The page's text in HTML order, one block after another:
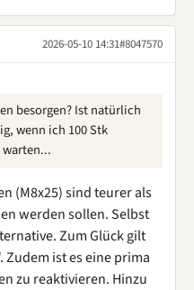
2026-05-10 14:31#8047570
besorgen? Ist natürlich
wenn ich 100 Stk
(M8x25) sind teurer als
werden sollen. Selbst
Zum Glück gilt
ist es eine prima
zu reaktivieren. Hinzu